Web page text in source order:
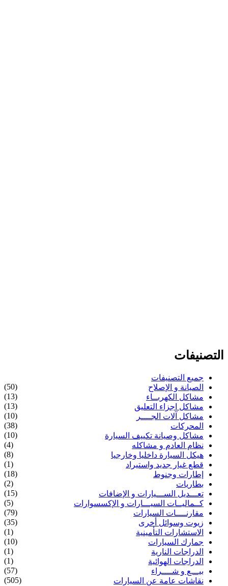
التصنيفات
جميع التصنيفات
الصيانة و الإصلاح
(50)
مشاكل الكهربــاء
(13)
مشاكل اجزاء التعليق
(13)
مشاكل آلات الجــــر
(10)
المحركات
(38)
مشاكل وصيانة تكييف السيارة
(10)
نظام العادم و مشاكله
(4)
هيكل السيارة داخليا وخارجيا
(8)
قطع غيار جديد واستيراد
(1)
إطارات وجنوط
(18)
بطاريات
(2)
تعـــديل الســـيارات و الإضافات
(15)
كــماليــات السيـــارات و الإكسسوارات
(5)
مقارنــــات السيارات
(79)
زيوت وسوائل أخرى
(35)
الاستشارات التأمينية
(1)
جمارك السيارات
(10)
الدراجات النارية
(1)
الدراجات الهوائية
(1)
بيـــع و شــــراء
(57)
نقاشات عامة عن السيارات
(505)